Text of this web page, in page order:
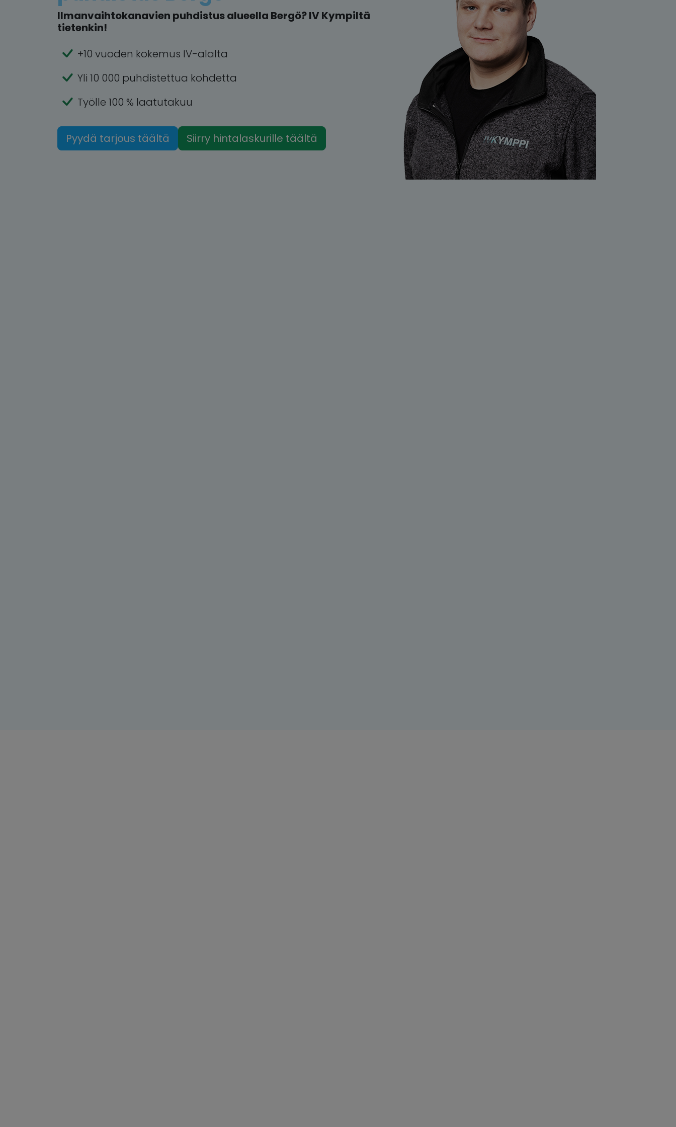
Ilmanvaihtokanavien puhdistus alueella Bergö? IV Kympiltä
tietenkin!
+10 vuoden kokemus IV-alalta
Yli 10 000 puhdistettua kohdetta
Työlle 100 % laatutakuu
Pyydä tarjous täältä Siirry hintalaskurille täältä